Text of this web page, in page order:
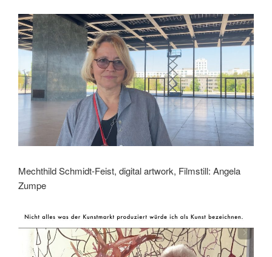
Mechthild Schmidt-Feist, digital artwork, Filmstill: Angela
Zumpe